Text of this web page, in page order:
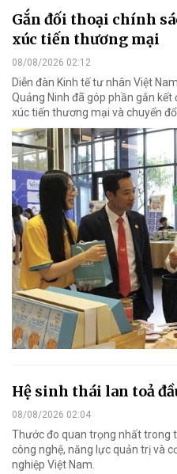
Gắn đối thoại chính
xúc tiến thương mại
08/08/2026 02:12
Diễn đàn Kinh tế tư nhân Việt
Quảng Ninh đã góp phần gắn
xúc tiến thương mại và chuyển
Hệ sinh thái lan toả
08/08/2026 02:04
Thước đo quan trọng nhất trong
công nghệ, năng lực quản trị và
nghiệp Việt Nam.